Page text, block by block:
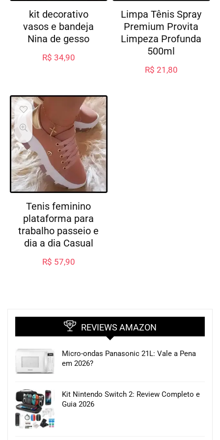
kit decorativo
vasos e bandeja
Nina de gesso
R$ 34,90
Limpa Tênis Spray
Premium Provita
Limpeza Profunda
500ml
R$ 21,80
Tenis feminino
plataforma para
trabalho passeio e
dia a dia Casual
R$ 57,90
REVIEWS AMAZON
Micro-ondas Panasonic 21L: Vale a Pena
em 2026?
Kit Nintendo Switch 2: Review Completo e
Guia 2026